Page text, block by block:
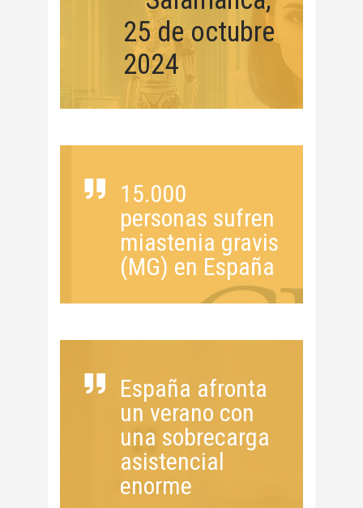
25 de octubre
2024
15.000
personas sufren
miastenia gravis
(MG) en España
España afronta
un verano con
una sobrecarga
asistencial
enorme